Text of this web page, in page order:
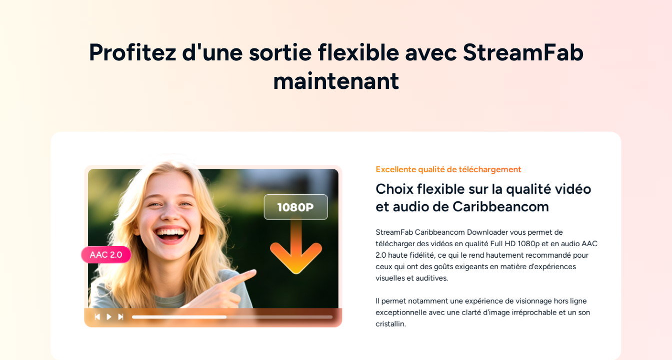
Profitez d'une sortie flexible avec StreamFab
maintenant
Excellente qualité de téléchargement
Choix flexible sur la qualité vidéo
et audio de Caribbeancom
StreamFab Caribbeancom Downloader vous permet de
télécharger des vidéos en qualité Full HD 1080p et en audio AAC
2.0 haute fidélité, ce qui le rend hautement recommandé pour
ceux qui ont des goûts exigeants en matière d'expériences
visuelles et auditives.
Il permet notamment une expérience de visionnage hors ligne
exceptionnelle avec une clarté d'image irréprochable et un son
cristallin.